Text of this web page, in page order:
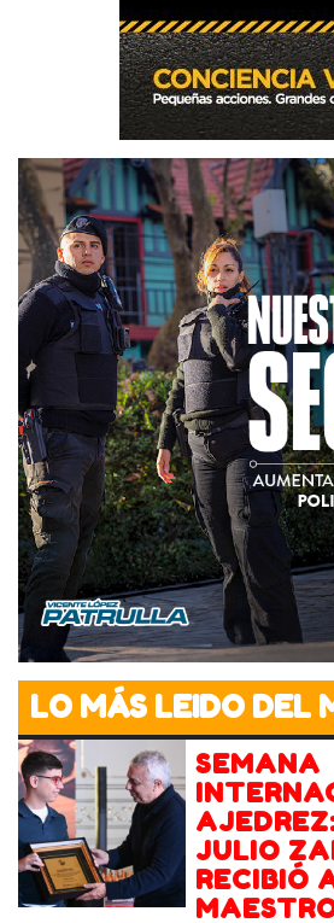
LO MÁS LEIDO DEL
SEMANA
JULIO
RECIBIÓ